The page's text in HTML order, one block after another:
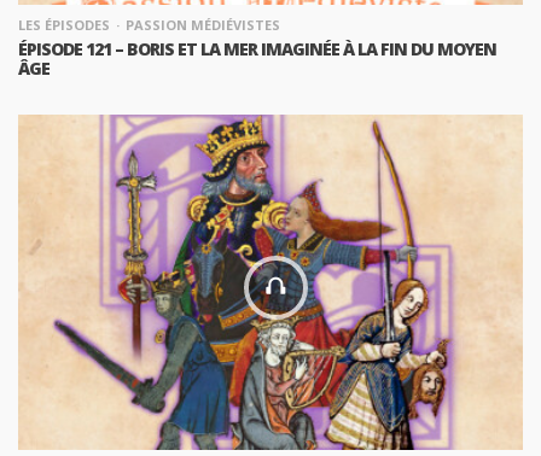
LES ÉPISODES PASSION MÉDIÉVISTES
ÉPISODE 121 – BORIS ET LA MER IMAGINÉE À LA FIN DU MOYEN
ÂGE